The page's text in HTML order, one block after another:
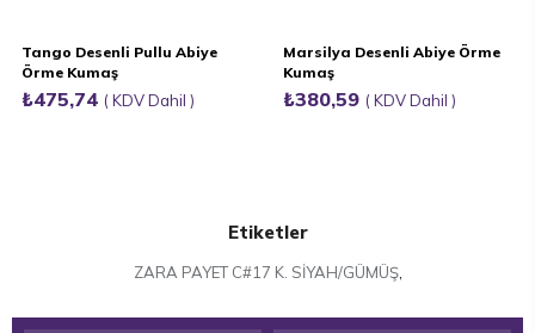
Tango Desenli Pullu Abiye
Örme Kumaş
₺475,74 KDV Dahil
Marsilya Desenli Abiye Örme
Kumaş
₺380,59 KDV Dahil
Etiketler
ZARA PAYET C#17 K. SİYAH/GÜMÜŞ,